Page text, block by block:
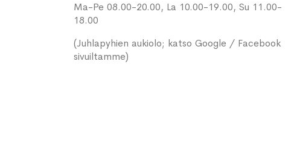
Ma-Pe 08.00-20.00, La 10.00-19.00, Su 11.00-
18.00
(Juhlapyhien aukiolo; katso Google / Facebook
sivuiltamme)